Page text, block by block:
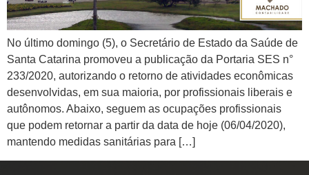
No último domingo (5), o Secretário de Estado da Saúde de
Santa Catarina promoveu a publicação da Portaria SES n°
233/2020, autorizando o retorno de atividades econômicas
desenvolvidas, em sua maioria, por profissionais liberais e
autônomos. Abaixo, seguem as ocupações profissionais
que podem retornar a partir da data de hoje (06/04/2020),
mantendo medidas sanitárias para […]